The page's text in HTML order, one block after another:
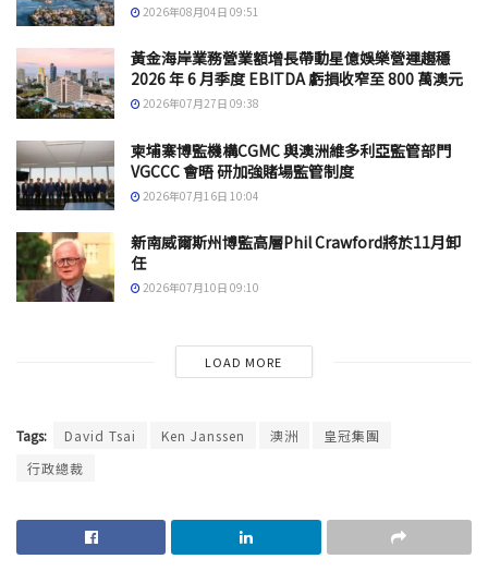
2026年08月04日 09:51
黃金海岸業務營業額增長帶動星億娛樂營運趨穩
2026 年 6 月季度 EBITDA 虧損收窄至 800 萬澳元
2026年07月27日 09:38
柬埔寨博監機構CGMC 與澳洲維多利亞監管部門
VGCCC 會晤 研加強賭場監管制度
2026年07月16日 10:04
新南威爾斯州博監高層Phil Crawford將於11月卸
任
2026年07月10日 09:10
LOAD MORE
Tags: David Tsai Ken Janssen 澳洲
皇冠集團
行政總裁